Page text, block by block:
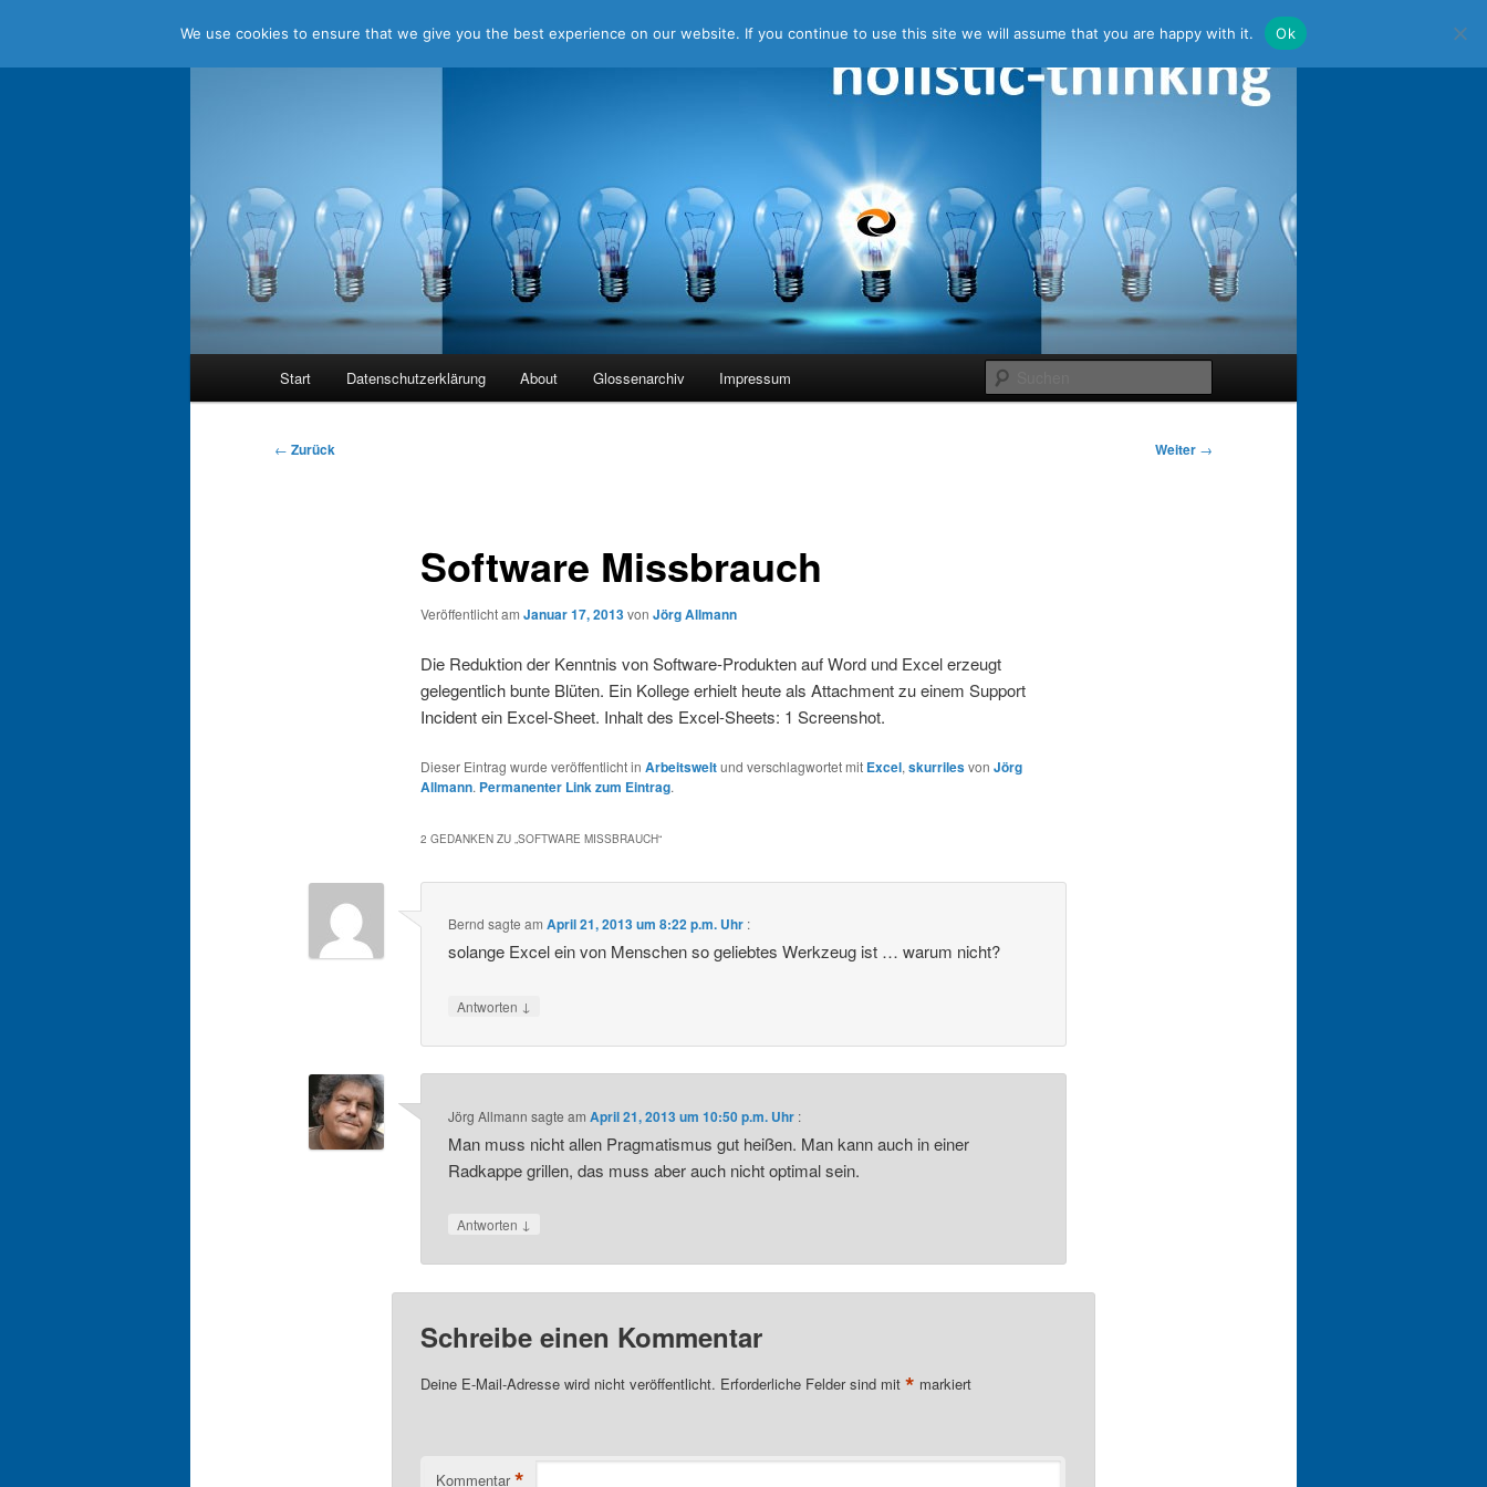
Inhalt
Jenseits aller Standards
Start Datenschutzerklärung About Glossenarchiv Impressum
Beitragsnavigation
← Zurück Weiter →
Software Missbrauch
Veröffentlicht am Januar 17, 2013von Jörg Allmann
Die Reduktion der Kenntnis von Software-Produkten auf Word und Excel erzeugt
gelegentlich bunte Blüten. Ein Kollege erhielt heute als Attachment zu einem Support
Incident ein Excel-Sheet. Inhalt des Excel-Sheets: 1 Screenshot.
Dieser Eintrag wurde veröffentlicht in Arbeitsweltund verschlagwortet mit Excel,skurrilesvon Jörg
Allmann. Permanenter Link zum Eintrag.
2 GEDANKEN ZU „ SOFTWARE MISSBRAUCH“
Bernd sagte amApril 21, 2013 um 8:22 p.m. Uhr :
solange Excel ein von Menschen so geliebtes Werkzeug ist … warum nicht?
Antworten ↓
Jörg Allmann sagte amApril 21, 2013 um 10:50 p.m. Uhr :
Man muss nicht allen Pragmatismus gut heißen. Man kann auch in einer
Radkappe grillen, das muss aber auch nicht optimal sein.
Antworten ↓
Schreibe einen Kommentar
Deine E-Mail-Adresse wird nicht veröffentlicht. Erforderliche Felder sind mit * markiert
Kommentar
We use cookies to ensure that we give you the best experience on our website. If you continue to use this site we will assume that you are happy with it. Ok